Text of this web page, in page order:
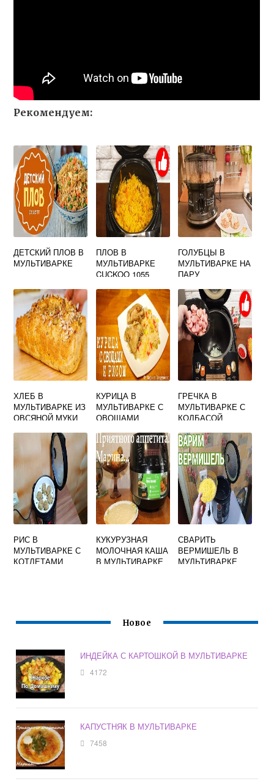
Рекомендуем:
ДЕТСКИЙ ПЛОВ В
МУЛЬТИВАРКЕ
ПЛОВ В
МУЛЬТИВАРКЕ
CUCKOO 1055
ГОЛУБЦЫ В
МУЛЬТИВАРКЕ НА
ПАРУ
ХЛЕБ В
МУЛЬТИВАРКЕ ИЗ
ОВСЯНОЙ МУКИ
КУРИЦА В
МУЛЬТИВАРКЕ С
ОВОЩАМИ
ГРЕЧКА В
МУЛЬТИВАРКЕ С
КОЛБАСОЙ
РИС В
МУЛЬТИВАРКЕ С
КОТЛЕТАМИ
КУКУРУЗНАЯ
МОЛОЧНАЯ КАША
В МУЛЬТИВАРКЕ
СВАРИТЬ
ВЕРМИШЕЛЬ В
МУЛЬТИВАРКЕ
Новое
ИНДЕЙКА С КАРТОШКОЙ В МУЛЬТИВАРКЕ
4172
КАПУСТНЯК В МУЛЬТИВАРКЕ
7458